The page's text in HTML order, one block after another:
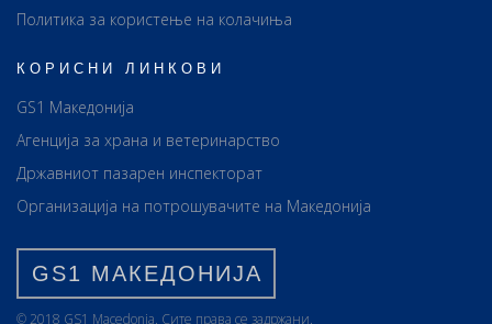
Политика за користење на колачиња
КОРИСНИ ЛИНКОВИ
GS1 Македонија
Агенција за храна и ветеринарство
Државниот пазарен инспекторат
Организација на потрошувачите на Македонија
GS1 МАКЕДОНИЈА
© 2018 GS1 Маcedonia. Сите права се задржани.